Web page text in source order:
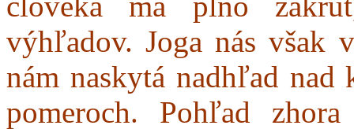
výhľadov. Joga nás však
nám naskytá nadhľad
pomeroch. Pohľad